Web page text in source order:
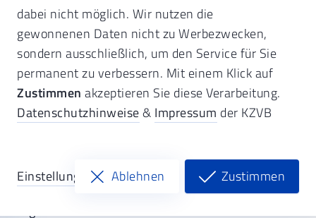
dabei nicht möglich. Wir nutzen die
gewonnenen Daten nicht zu Werbezwecken,
sondern ausschließlich, um den Service für Sie
permanent zu verbessern. Mit einem Klick auf
Zustimmen akzeptieren Sie diese Verarbeitung.
Datenschutzhinweise& Impressum der KZVB
Einstellungen Ablehnen Zustimmen
Die TI ist das geschlossene digitale
Netzwerk im deutschen Gesundheitswesen:
Sie soll verschiedene Akteure wie Praxen,
Krankenhäuser und Apotheken miteinander
vernetzen. Sie bildet die technische Grundlage für
einen sicheren, standardisierten Austausch
gematik - die Nationale Agentur für